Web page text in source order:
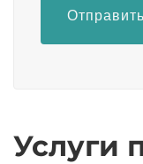
Отправить
Услуги